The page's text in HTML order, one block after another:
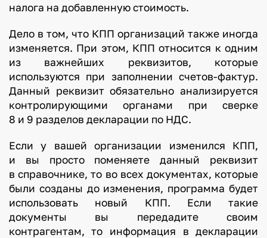
налога на добавленную стоимость.
Дело в том, что КПП организаций также иногда
изменяется. При этом, КПП относится к одним
из важнейших реквизитов, которые
используются при заполнении счетов-фактур.
Данный реквизит обязательно анализируется
контролирующими органами при сверке
8 и 9 разделов декларации по НДС.
Если у вашей организации изменился КПП,
и вы просто поменяете данный реквизит
в справочнике, то во всех документах, которые
были созданы до изменения, программа будет
использовать новый КПП. Если такие
документы вы передадите своим
контрагентам, то информация в декларации